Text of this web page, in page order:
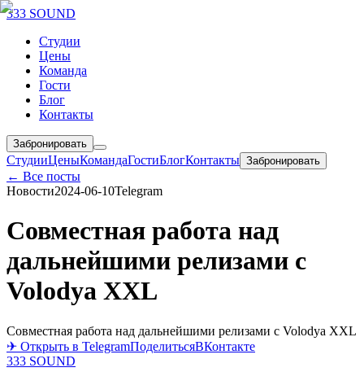
333 SOUND
Студии
Цены
Команда
Гости
Блог
Контакты
Забронировать
СтудииЦеныКомандаГостиБлогКонтакты Забронировать
← Все посты
Новости2024-06-10Telegram
Совместная работа над
дальнейшими релизами с
Volodya XXL
Совместная работа над дальнейшими релизами с Volodya XXL
✈ Открыть в TelegramПоделитьсяВКонтакте
333 SOUND